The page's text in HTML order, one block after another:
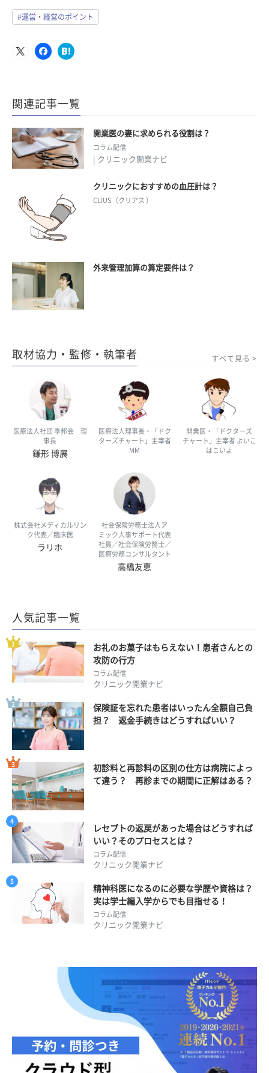
#運営・経営のポイント
関連記事一覧
開業医の妻に求められる役割は？
コラム配信
| クリニック開業ナビ
クリニックにおすすめの血圧計は？
CLIUS（クリアス ）
外来管理加算の算定要件は？
取材協力・監修・執筆者 すべて見る
医療法人社団 季邦会 理
事長
鎌形 博展
医療法人理事長・「ドク
ターズチャート」主宰者
MM
開業医・「ドクターズ
チャート」主宰者 よいこ
はこいよ
株式会社メディカルリン
ク代表／臨床医
ラリホ
社会保険労務士法人ア
ミック人事サポート代表
社員／社会保険労務士／
医療労務コンサルタント
高橋友恵
人気記事一覧
お礼のお菓子はもらえない！患者さんとの
攻防の行方
コラム配信
クリニック開業ナビ
保険証を忘れた患者はいったん全額自己負
担？ 返金手続きはどうすればいい？
初診料と再診料の区別の仕方は病院によっ
て違う？ 再診までの期間に正解はある？
レセプトの返戻があった場合はどうすれば
いい？そのプロセスとは？
コラム配信
クリニック開業ナビ
精神科医になるのに必要な学歴や資格は？
実は学士編入学からでも目指せる！
コラム配信
クリニック開業ナビ